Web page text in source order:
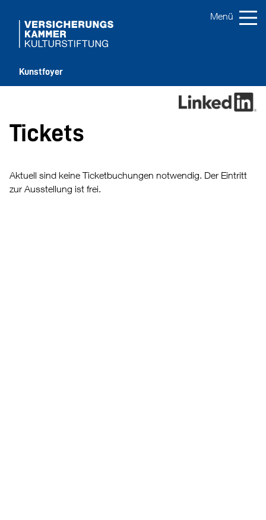
Kunstfoyer
Tickets
Aktuell sind keine Ticketbuchungen notwendig. Der Eintritt
zur Ausstellung ist frei.